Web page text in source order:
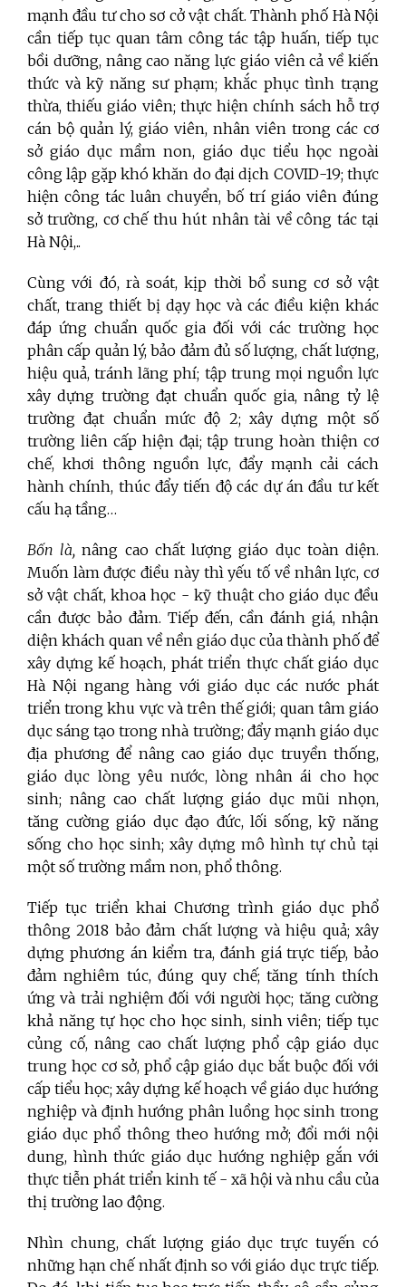
mạnh đầu tư cho sơ cở vật chất. Thành phố Hà Nội
cần tiếp tục quan tâm công tác tập huấn, tiếp tục
bồi dưỡng, nâng cao năng lực giáo viên cả về kiến
thức và kỹ năng sư phạm; khắc phục tình trạng
thừa, thiếu giáo viên; thực hiện chính sách hỗ trợ
cán bộ quản lý, giáo viên, nhân viên trong các cơ
sở giáo dục mầm non, giáo dục tiểu học ngoài
công lập gặp khó khăn do đại dịch COVID-19; thực
hiện công tác luân chuyển, bố trí giáo viên đúng
sở trường, cơ chế thu hút nhân tài về công tác tại
Hà Nội,..
Cùng với đó, rà soát, kịp thời bổ sung cơ sở vật
chất, trang thiết bị dạy học và các điều kiện khác
đáp ứng chuẩn quốc gia đối với các trường học
phân cấp quản lý, bảo đảm đủ số lượng, chất lượng,
hiệu quả, tránh lãng phí; tập trung mọi nguồn lực
xây dựng trường đạt chuẩn quốc gia, nâng tỷ lệ
trường đạt chuẩn mức độ 2; xây dựng một số
trường liên cấp hiện đại; tập trung hoàn thiện cơ
chế, khơi thông nguồn lực, đẩy mạnh cải cách
hành chính, thúc đẩy tiến độ các dự án đầu tư kết
cấu hạ tầng…
Bốn là, nâng cao chất lượng giáo dục toàn diện.
Muốn làm được điều này thì yếu tố về nhân lực, cơ
sở vật chất, khoa học - kỹ thuật cho giáo dục đều
cần được bảo đảm. Tiếp đến, cần đánh giá, nhận
diện khách quan về nền giáo dục của thành phố để
xây dựng kế hoạch, phát triển thực chất giáo dục
Hà Nội ngang hàng với giáo dục các nước phát
triển trong khu vực và trên thế giới; quan tâm giáo
dục sáng tạo trong nhà trường; đẩy mạnh giáo dục
địa phương để nâng cao giáo dục truyền thống,
giáo dục lòng yêu nước, lòng nhân ái cho học
sinh; nâng cao chất lượng giáo dục mũi nhọn,
tăng cường giáo dục đạo đức, lối sống, kỹ năng
sống cho học sinh; xây dựng mô hình tự chủ tại
một số trường mầm non, phổ thông.
Tiếp tục triển khai Chương trình giáo dục phổ
thông 2018 bảo đảm chất lượng và hiệu quả; xây
dựng phương án kiểm tra, đánh giá trực tiếp, bảo
đảm nghiêm túc, đúng quy chế; tăng tính thích
ứng và trải nghiệm đối với người học; tăng cường
khả năng tự học cho học sinh, sinh viên; tiếp tục
củng cố, nâng cao chất lượng phổ cập giáo dục
trung học cơ sở, phổ cập giáo dục bắt buộc đối với
cấp tiểu học; xây dựng kế hoạch về giáo dục hướng
nghiệp và định hướng phân luồng học sinh trong
giáo dục phổ thông theo hướng mở; đổi mới nội
dung, hình thức giáo dục hướng nghiệp gắn với
thực tiễn phát triển kinh tế - xã hội và nhu cầu của
thị trường lao động.
Nhìn chung, chất lượng giáo dục trực tuyến có
những hạn chế nhất định so với giáo dục trực tiếp.